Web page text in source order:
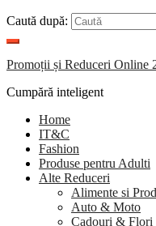
Caută după:
Promoții și Reduceri Online
Cumpără inteligent
Home
IT&C
Fashion
Produse pentru Adulti
Alte Reduceri
Alimente si
Auto & Moto
Cadouri & Flori